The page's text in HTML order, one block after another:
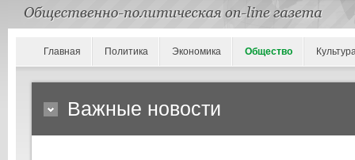
Главная Политика Экономика Общество
Важные новости